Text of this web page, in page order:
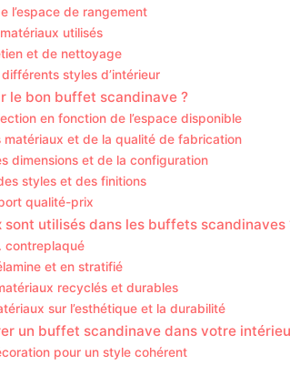
l’espace de rangement
utilisés
et de nettoyage
styles d’intérieur
le bon buffet scandinave ?
en fonction de l’espace disponible
matériaux et de la qualité de fabrication
dimensions et de la configuration
styles et des finitions
qualité-prix
sont utilisés dans les buffets scandinaves
contreplaqué
et en stratifié
recyclés et durables
sur l’esthétique et la durabilité
un buffet scandinave dans votre
pour un style cohérent